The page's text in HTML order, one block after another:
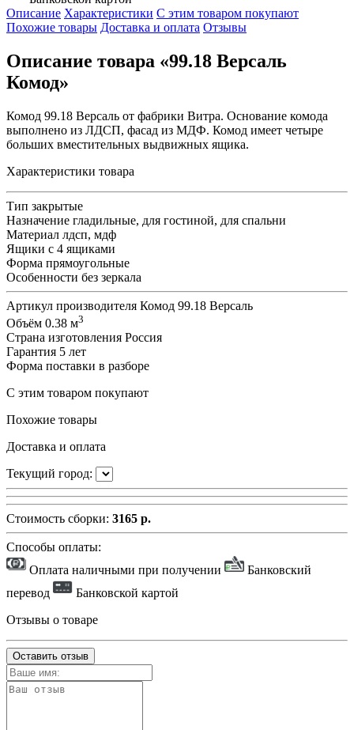
Описание Характеристики С этим товаром покупают
Похожие товары Доставка и оплата Отзывы
Описание товара «99.18 Версаль
Комод»
Комод 99.18 Версаль от фабрики Витра. Основание комода
выполнено из ЛДСП, фасад из МДФ. Комод имеет четыре
больших вместительных выдвижных ящика.
Характеристики товара
Тип закрытые
Назначение гладильные, для гостиной, для спальни
Материал лдсп, мдф
Ящики с 4 ящиками
Форма прямоугольные
Особенности без зеркала
Артикул производителя Комод 99.18 Версаль
Объём 0.38 м3
Страна изготовления Россия
Гарантия 5 лет
Форма поставки в разборе
С этим товаром покупают
Похожие товары
Доставка и оплата
Текущий город:
Стоимость сборки: 3165 р.
Способы оплаты:
Оплата наличными при получении
Банковский
перевод
Банковской картой
Отзывы о товаре
Оставить отзыв